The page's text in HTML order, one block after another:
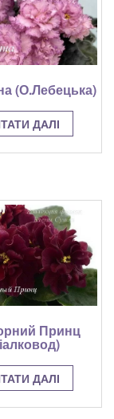
(О.Лебецька)
ДАЛІ
Принц
ДАЛІ